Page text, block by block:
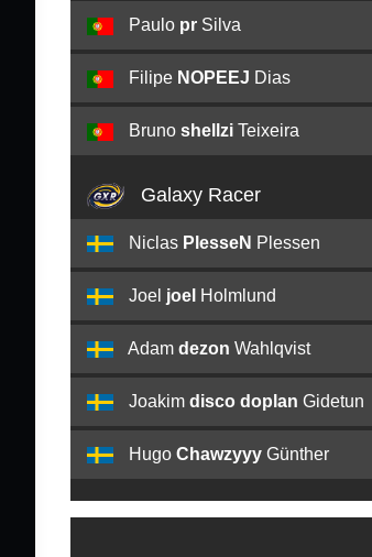
Paulo pr Silva
Filipe NOPEEJ Dias
Bruno shellzi Teixeira
Galaxy Racer
Niclas PlesseN Plessen
Joel joel Holmlund
Adam dezon Wahlqvist
Joakim disco doplan Gidetun
Hugo Chawzyyy Günther